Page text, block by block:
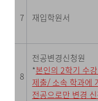
7 재입학원서
8
전공변경신청원
*본인의 2학기 수
제출/ 소속 학과에
전공으로만 변경